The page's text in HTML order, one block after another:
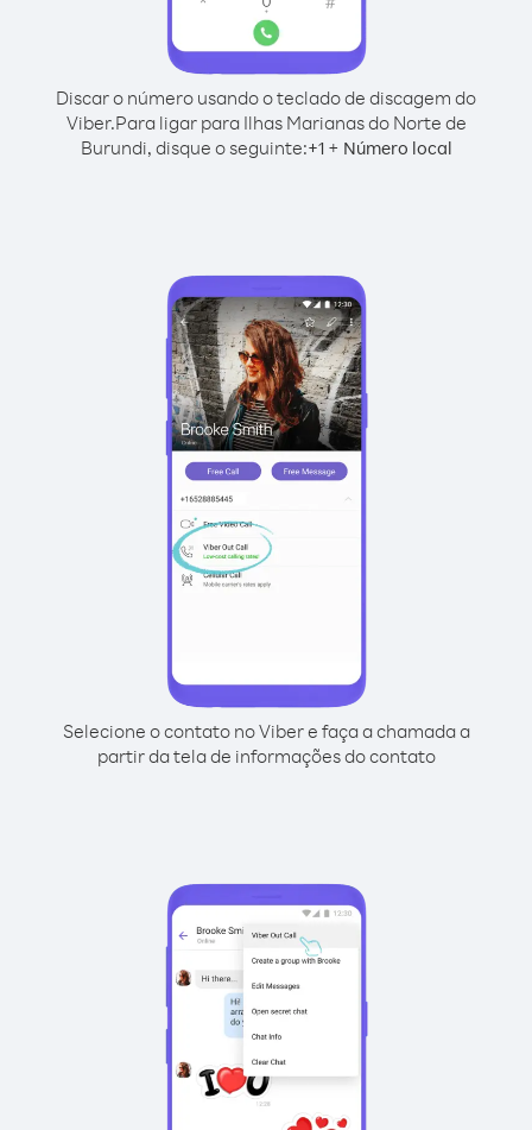
Discar o número usando o teclado de discagem do
Viber.Para ligar para Ilhas Marianas do Norte de
Burundi, disque o seguinte:+1+ Número local
Selecione o contato no Viber e faça a chamada a
partir da tela de informações do contato